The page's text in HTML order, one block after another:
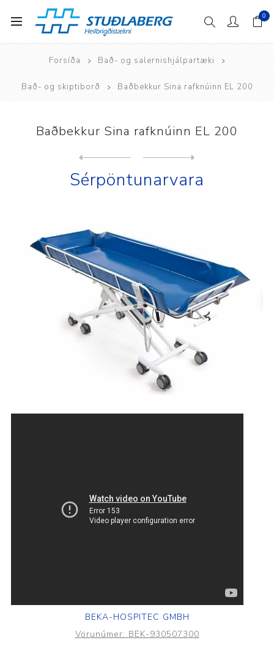
0
Forsíða Bað- og salernishjálpartæki
Bað- og skiptiborð Baðbekkur Sina rafknúinn EL 200
Baðbekkur Sina rafknúinn EL 200
Sérpöntunarvara
BEKA-HOSPITEC GMBH
Vörunúmer: BEK-930507300